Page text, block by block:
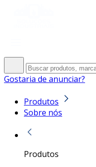
Gostaria de anunciar?
Produtos
Sobre nós
Produtos